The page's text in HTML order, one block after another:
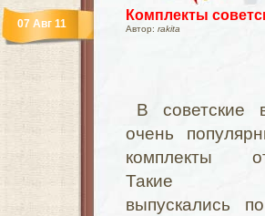
Комплекты
Автор: rakita
07 Авг 11
В советские
очень
комплекты
Такие
выпускались